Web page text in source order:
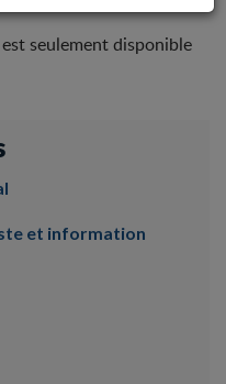
seulement disponible
et information